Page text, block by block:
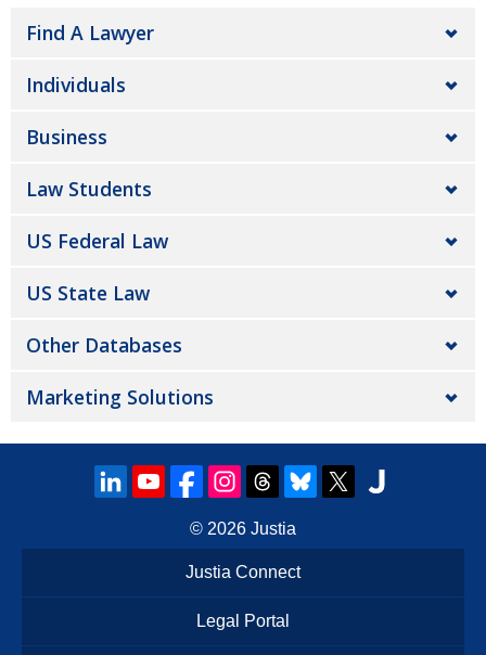
Find A Lawyer
Individuals
Business
Law Students
US Federal Law
US State Law
Other Databases
Marketing Solutions
© 2026 Justia
Justia Connect
Legal Portal